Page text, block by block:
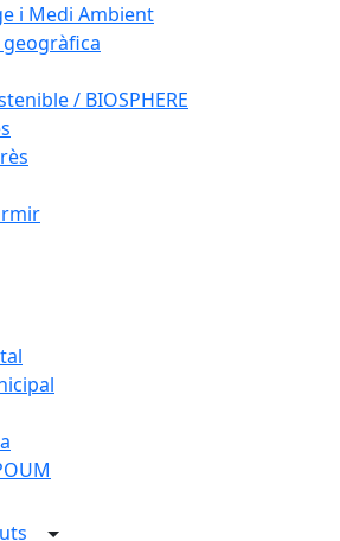
i Medi Ambient
/ BIOSPHERE